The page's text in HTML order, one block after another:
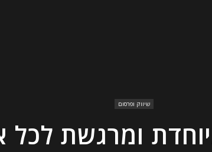
שיווק ופרסום
ומרגשת לכל